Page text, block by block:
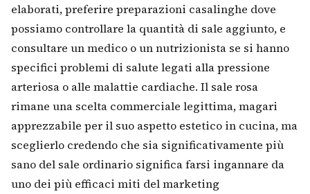
elaborati, preferire preparazioni casalinghe dove
possiamo controllare la quantità di sale aggiunto, e
consultare un medico o un nutrizionista se si hanno
specifici problemi di salute legati alla pressione
arteriosa o alle malattie cardiache. Il sale rosa
rimane una scelta commerciale legittima, magari
apprezzabile per il suo aspetto estetico in cucina, ma
sceglierlo credendo che sia significativamente più
sano del sale ordinario significa farsi ingannare da
uno dei più efficaci miti del marketing